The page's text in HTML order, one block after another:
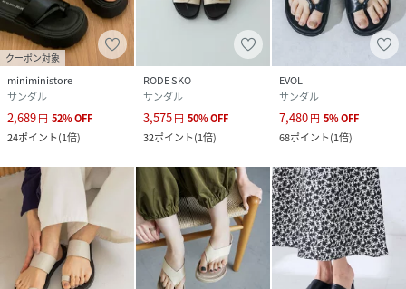
クーポン対象
miniministore
サンダル
2,689円 52%OFF
24ポイント(1倍)
RODE SKO
サンダル
3,575円 50%OFF
32ポイント(1倍)
EVOL
サンダル
7,480円 5%OFF
68ポイント(1倍)